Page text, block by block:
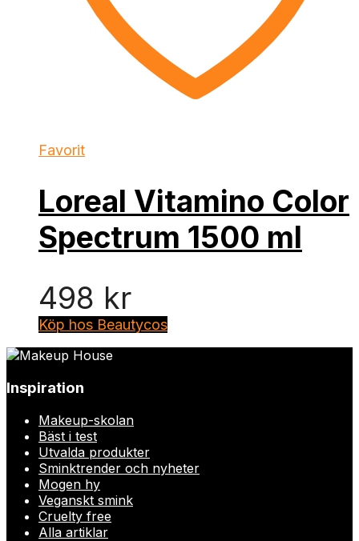
Favorit
Loreal Vitamino Color
Spectrum 1500 ml
498 kr
Köp hos Beautycos
Inspiration
Makeup-skolan
Bäst i test
Utvalda produkter
Sminktrender och nyheter
Mogen hy
Veganskt smink
Cruelty free
Alla artiklar